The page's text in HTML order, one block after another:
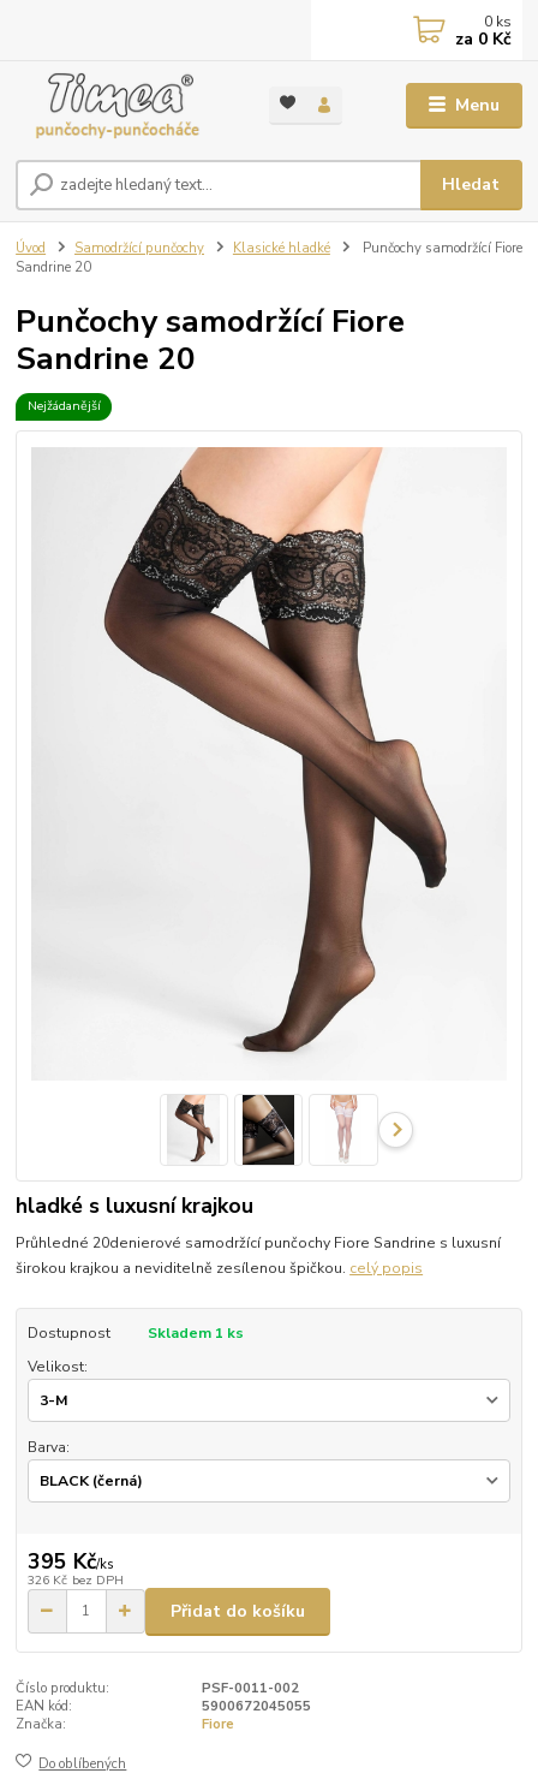
Menu
Hledat
0 ks
za 0 Kč
Úvod Samodržící punčochy Klasické hladké
Punčochy samodržící Fiore
Sandrine 20
Punčochy samodržící Fiore
Sandrine 20
Nejžádanější
hladké s luxusní krajkou
Průhledné 20denierové samodržící punčochy Fiore Sandrine s luxusní
širokou krajkou a neviditelně zesílenou špičkou. celý popis
Dostupnost
Skladem 1 ks
Velikost:
Barva:
395 Kč/ks
326 Kč bez DPH
Přidat do košíku
Číslo produktu:
PSF-0011-002
EAN kód:
5900672045055
Značka:
Fiore
Do oblíbených